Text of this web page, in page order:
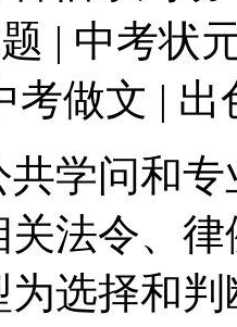
| 中考状
考做文 | 出
学问和
法令、
选择和